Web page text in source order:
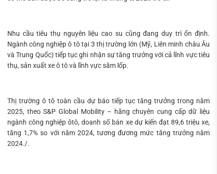
Nhu cầu tiêu thụ nguyên liệu cao su cũng đang duy trì ổn định.
Ngành công nghiệp ô tô tại 3 thị trường lớn (Mỹ, Liên minh châu Âu
và Trung Quốc) tiếp tục ghi nhận sự tăng trưởng với cả lĩnh vực tiêu
thụ, sản xuất xe ô tô và lĩnh vực săm lốp.
Thị trường ô tô toàn cầu dự báo tiếp tục tăng trưởng trong năm
2025, theo S&P Global Mobility – hãng chuyên cung cấp dữ liệu
ngành công nghiệp ôtô, doanh số bán xe dự kiến đạt 89,6 triệu xe,
tăng 1,7% so với năm 2024, tương đương mức tăng trưởng năm
2024./.